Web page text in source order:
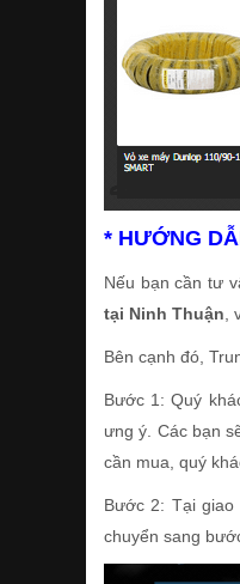
* HƯỚNG
Nếu bạn cần tư
tại Ninh Thuận
Bên cạnh đó,
Bước 1: Quý
ưng ý. Các bạn
cần mua, quý
Bước 2: Tại giao
chuyển sang